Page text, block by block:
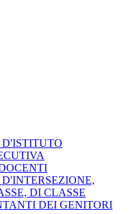
DI CLASSE
DEI GENITORI